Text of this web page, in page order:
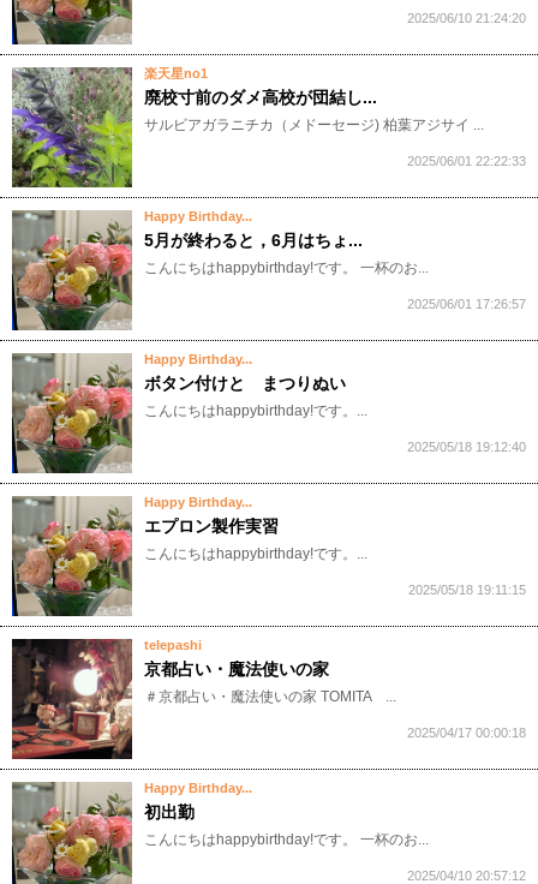
2025/06/10 21:24:20
楽天星no1
廃校寸前のダメ高校が団結し...
サルビアガラニチカ（メドーセージ) 柏葉アジサイ ...
2025/06/01 22:22:33
Happy Birthday...
5月が終わると，6月はちょ...
こんにちはhappybirthday!です。 一杯のお...
2025/06/01 17:26:57
Happy Birthday...
ボタン付けと まつりぬい
こんにちはhappybirthday!です。...
2025/05/18 19:12:40
Happy Birthday...
エプロン製作実習
こんにちはhappybirthday!です。...
2025/05/18 19:11:15
telepashi
京都占い・魔法使いの家
​​​​＃京都占い・魔法使いの家​ TOMITA​​ ​...
2025/04/17 00:00:18
Happy Birthday...
初出勤
こんにちはhappybirthday!です。 一杯のお...
2025/04/10 20:57:12